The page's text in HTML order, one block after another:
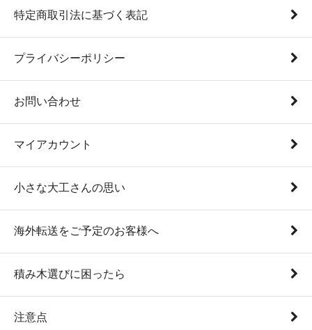
特定商取引法に基づく表記
プライバシーポリシー
お問い合わせ
マイアカウント
小さな大工さんの思い
海外転送をご予定のお客様へ
積み木選びに困ったら
注意点